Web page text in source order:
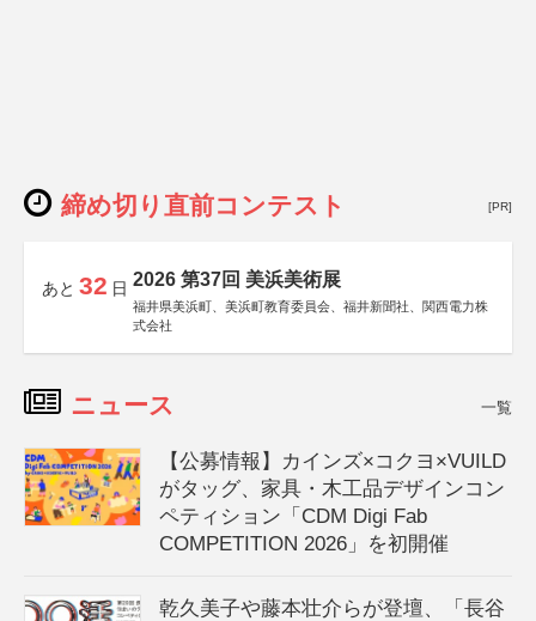
締め切り直前コンテスト [PR]
あと 32 日 2026 第37回 美浜美術展
福井県美浜町、美浜町教育委員会、福井新聞社、関西電力株
式会社
ニュース 一覧
【公募情報】カインズ×コクヨ×VUILD
がタッグ、家具・木工品デザインコン
ペティション「CDM Digi Fab
COMPETITION 2026」を初開催
乾久美子や藤本壮介らが登壇、「長谷